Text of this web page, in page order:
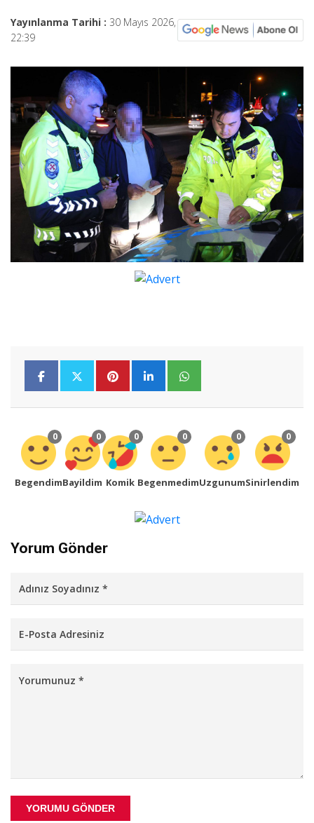
Yayınlanma Tarihi : 30 Mayıs 2026,
22:39
0
Begendim
0
Bayildim
0
Komik
0
Begenmedim
0
Uzgunum
0
Sinirlendim
Yorum Gönder
YORUMU GÖNDER